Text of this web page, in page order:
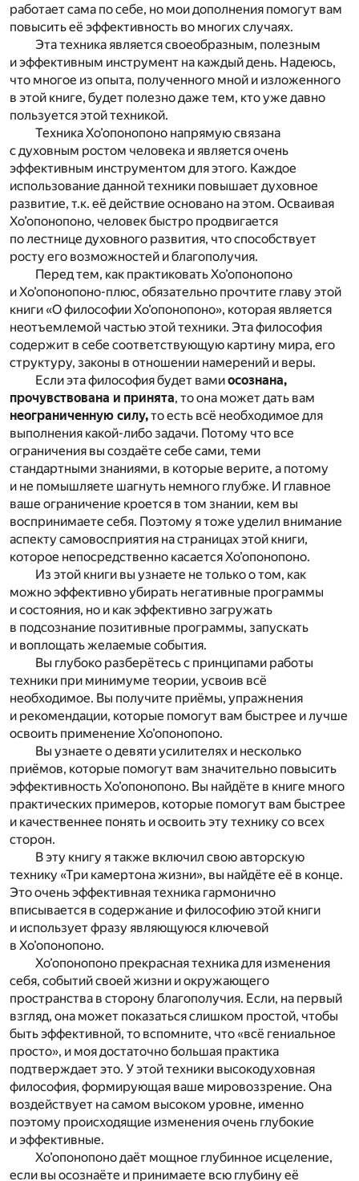
работает сама по себе, но мои дополнения помогут вам
повысить её эффективность во многих случаях.
Эта техника является своеобразным, полезным
и эффективным инструмент на каждый день. Надеюсь,
что многое из опыта, полученного мной и изложенного
в этой книге, будет полезно даже тем, кто уже давно
пользуется этой техникой.
Техника Хо’опонопоно напрямую связана
с духовным ростом человека и является очень
эффективным инструментом для этого. Каждое
использование данной техники повышает духовное
развитие, т.к. её действие основано на этом. Осваивая
Хо’опонопоно, человек быстро продвигается
по лестнице духовного развития, что способствует
росту его возможностей и благополучия.
Перед тем, как практиковать Хо’опонопоно
и Хо’опонопоно-плюс, обязательно прочтите главу этой
книги «О философии Хо’опонопоно», которая является
неотъемлемой частью этой техники. Эта философия
содержит в себе соответствующую картину мира, его
структуру, законы в отношении намерений и веры.
Если эта философия будет вамиосознана,
прочувствована и принята, то она может дать вам
неограниченную силу,то есть всё необходимое для
выполнения какой-либо задачи. Потому что все
ограничения вы создаёте себе сами, теми
стандартными знаниями, в которые верите, а потому
и не помышляете шагнуть немного глубже. И главное
ваше ограничение кроется в том знании, кем вы
воспринимаете себя. Поэтому я тоже уделил внимание
аспекту самовосприятия на страницах этой книги,
которое непосредственно касается Хо’опонопоно.
Из этой книги вы узнаете не только о том, как
можно эффективно убирать негативные программы
и состояния, но и как эффективно загружать
в подсознание позитивные программы, запускать
и воплощать желаемые события.
Вы глубоко разберётесь с принципами работы
техники при минимуме теории, усвоив всё
необходимое. Вы получите приёмы, упражнения
и рекомендации, которые помогут вам быстрее и лучше
освоить применение Хо’опонопоно.
Вы узнаете о девяти усилителях и несколько
приёмов, которые помогут вам значительно повысить
эффективность Хо’опонопоно. Вы найдёте в книге много
практических примеров, которые помогут вам быстрее
и качественнее понять и освоить эту технику со всех
сторон.
В эту книгу я также включил свою авторскую
технику «Три камертона жизни», вы найдёте её в конце.
Это очень эффективная техника гармонично
вписывается в содержание и философию этой книги
и использует фразу являющуюся ключевой
в Хо’опонопоно.
Хо’опонопоно прекрасная техника для изменения
себя, событий своей жизни и окружающего
пространства в сторону благополучия. Если, на первый
взгляд, она может показаться слишком простой, чтобы
быть эффективной, то вспомните, что «всё гениальное
просто», и моя достаточно большая практика
подтверждает это. У этой техники высокодуховная
философия, формирующая ваше мировоззрение. Она
воздействует на самом высоком уровне, именно
поэтому происходящие изменения очень глубокие
и эффективные.
Хо’опонопоно даёт мощное глубинное исцеление,
если вы осознаёте и принимаете всю глубину её